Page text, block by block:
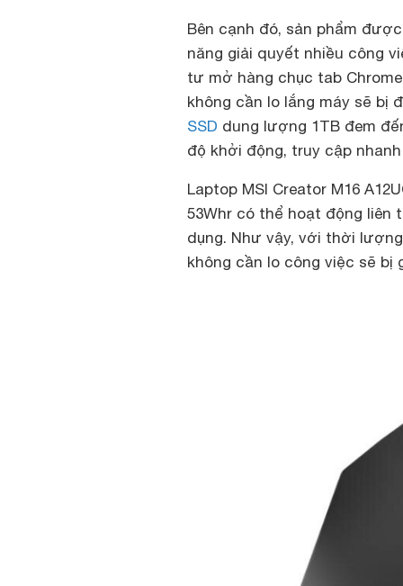
Bên cạnh đó, sản phẩm
năng giải quyết nhiều công
tư mở hàng chục tab
không cần lo lắng máy sẽ bị
SSD dung lượng 1TB đem
độ khởi động, truy cập
Laptop MSI Creator M16
53Whr có thể hoạt động liên
dụng. Như vậy, với thời
không cần lo công việc sẽ bị